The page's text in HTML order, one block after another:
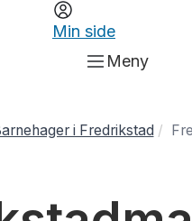
Min side
Meny
i Fredrikstad